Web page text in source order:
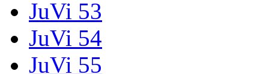
JuVi 53
JuVi 54
JuVi 55